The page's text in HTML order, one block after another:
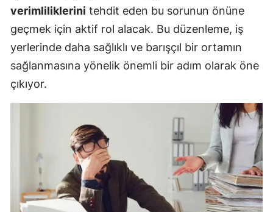
verimliliklerini tehdit eden bu sorunun önüne
geçmek için aktif rol alacak. Bu düzenleme, iş
yerlerinde daha sağlıklı ve barışçıl bir ortamın
sağlanmasına yönelik önemli bir adım olarak öne
çıkıyor.